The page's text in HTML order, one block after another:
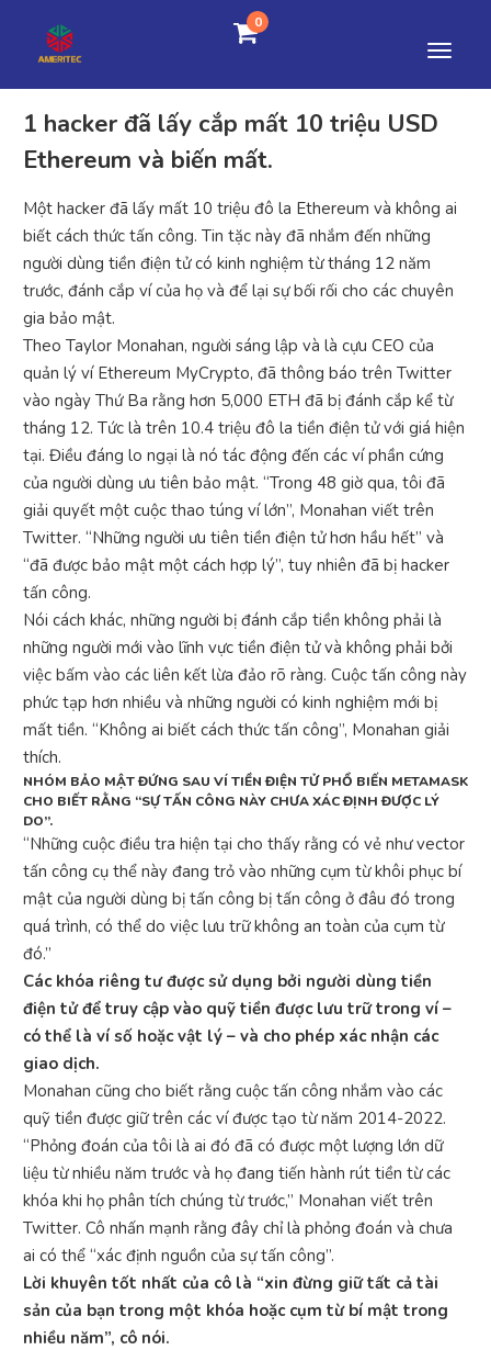
0
1 hacker đã lấy cắp mất 10 triệu USD
Ethereum và biến mất.
Một hacker đã lấy mất 10 triệu đô la Ethereum và không ai
biết cách thức tấn công. Tin tặc này đã nhắm đến những
người dùng tiền điện tử có kinh nghiệm từ tháng 12 năm
trước, đánh cắp ví của họ và để lại sự bối rối cho các chuyên
gia bảo mật.
Theo Taylor Monahan, người sáng lập và là cựu CEO của
quản lý ví Ethereum MyCrypto, đã thông báo trên Twitter
vào ngày Thứ Ba rằng hơn 5,000 ETH đã bị đánh cắp kể từ
tháng 12. Tức là trên 10.4 triệu đô la tiền điện tử với giá hiện
tại. Điều đáng lo ngại là nó tác động đến các ví phần cứng
của người dùng ưu tiên bảo mật. “Trong 48 giờ qua, tôi đã
giải quyết một cuộc thao túng ví lớn”, Monahan viết trên
Twitter. “Những người ưu tiên tiền điện tử hơn hầu hết” và
“đã được bảo mật một cách hợp lý”, tuy nhiên đã bị hacker
tấn công.
Nói cách khác, những người bị đánh cắp tiền không phải là
những người mới vào lĩnh vực tiền điện tử và không phải bởi
việc bấm vào các liên kết lừa đảo rõ ràng. Cuộc tấn công này
phức tạp hơn nhiều và những người có kinh nghiệm mới bị
mất tiền. “Không ai biết cách thức tấn công”, Monahan giải
thích.
NHÓM BẢO MẬT ĐỨNG SAU VÍ TIỀN ĐIỆN TỬ PHỔ BIẾN METAMASK
CHO BIẾT RẰNG “SỰ TẤN CÔNG NÀY CHƯA XÁC ĐỊNH ĐƯỢC LÝ
DO”.
“Những cuộc điều tra hiện tại cho thấy rằng có vẻ như vector
tấn công cụ thể này đang trỏ vào những cụm từ khôi phục bí
mật của người dùng bị tấn công bị tấn công ở đâu đó trong
quá trình, có thể do việc lưu trữ không an toàn của cụm từ
đó.”
Các khóa riêng tư được sử dụng bởi người dùng tiền
điện tử để truy cập vào quỹ tiền được lưu trữ trong ví –
có thể là ví số hoặc vật lý – và cho phép xác nhận các
giao dịch.
Monahan cũng cho biết rằng cuộc tấn công nhắm vào các
quỹ tiền được giữ trên các ví được tạo từ năm 2014-2022.
“Phỏng đoán của tôi là ai đó đã có được một lượng lớn dữ
liệu từ nhiều năm trước và họ đang tiến hành rút tiền từ các
khóa khi họ phân tích chúng từ trước,” Monahan viết trên
Twitter. Cô nhấn mạnh rằng đây chỉ là phỏng đoán và chưa
ai có thể “xác định nguồn của sự tấn công”.
Lời khuyên tốt nhất của cô là “xin đừng giữ tất cả tài
sản của bạn trong một khóa hoặc cụm từ bí mật trong
nhiều năm”, cô nói.